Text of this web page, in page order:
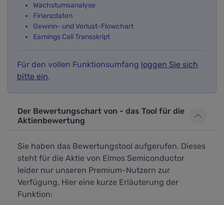
Wachstumsanalyse
Finanzdaten
Gewinn- und Verlust-Flowchart
Earnings Call Transskript
Für den vollen Funktionsumfang loggen Sie sich
bitte ein.
Der Bewertungschart von - das Tool für die
Aktienbewertung
Sie haben das Bewertungstool aufgerufen. Dieses
steht für die Aktie von Elmos Semiconductor
leider nur unseren Premium-Nutzern zur
Verfügung. Hier eine kurze Erläuterung der
Funktion: